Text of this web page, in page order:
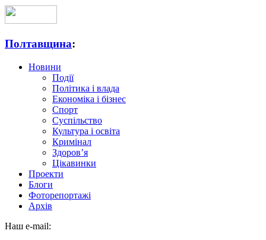
Полтавщина:
Новини
Події
Політика і влада
Економіка і бізнес
Спорт
Суспільство
Культура і освіта
Кримінал
Здоров’я
Цікавинки
Проекти
Блоги
Фоторепортажі
Архів
Наш e-mail: